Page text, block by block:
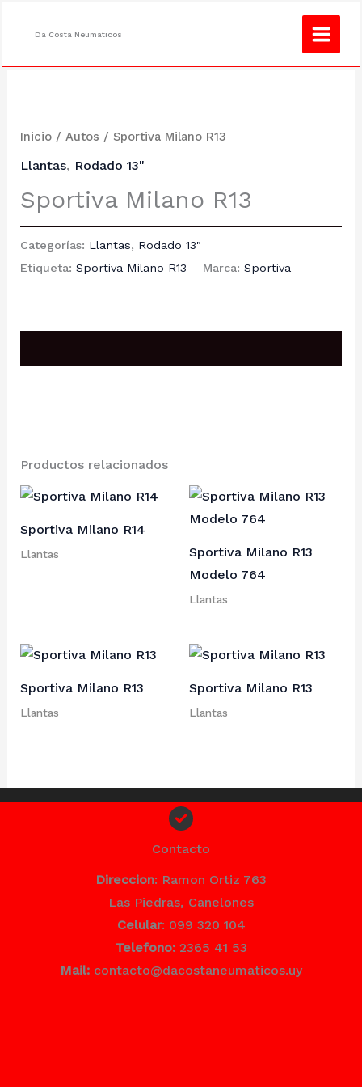
Da Costa Neumaticos
Inicio/ Autos / Sportiva Milano R13
Llantas, Rodado 13"
Sportiva Milano R13
Categorías: Llantas, Rodado 13"
Etiqueta: Sportiva Milano R13 Marca: Sportiva
Productos relacionados
Sportiva Milano R14
Llantas
Sportiva Milano R13
Modelo 764
Llantas
Sportiva Milano R13
Llantas
Sportiva Milano R13
Llantas
Contacto
Direccion: Ramon Ortiz 763
Las Piedras, Canelones
Celular: 099 320 104
Telefono:2365 41 53
Mail: contacto@dacostaneumaticos.uy
Consulta